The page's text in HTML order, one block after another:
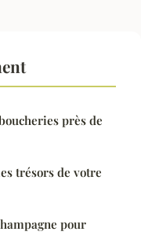
près de
trésors de votre
pour